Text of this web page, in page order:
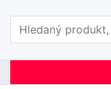
Prohledat web